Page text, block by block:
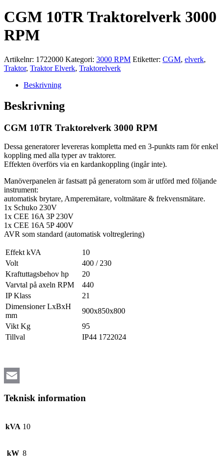
CGM 10TR Traktorelverk 3000
RPM
Artikelnr: 1722000 Kategori: 3000 RPM Etiketter: CGM, elverk,
Traktor, Traktor Elverk, Traktorelverk
Beskrivning
Beskrivning
CGM 10TR Traktorelverk 3000 RPM
Dessa generatorer levereras kompletta med en 3-punkts ram för enkel
koppling med alla typer av traktorer.
Effekten överförs via en kardankoppling (ingår inte).
Manöverpanelen är fastsatt på generatorn som är utförd med följande
instrument:
automatisk brytare, Amperemätare, voltmätare & frekvensmätare.
1x Schuko 230V
1x CEE 16A 3P 230V
1x CEE 16A 5P 400V
AVR som standard (automatisk voltreglering)
Effekt kVA
10
Volt
400 / 230
Kraftuttagsbehov hp
20
Varvtal på axeln RPM
440
IP Klass
21
Dimensioner LxBxH
mm
900x850x800
Vikt Kg
95
Tillval
IP44 1722024
Teknisk information
kVA 10
kW 8